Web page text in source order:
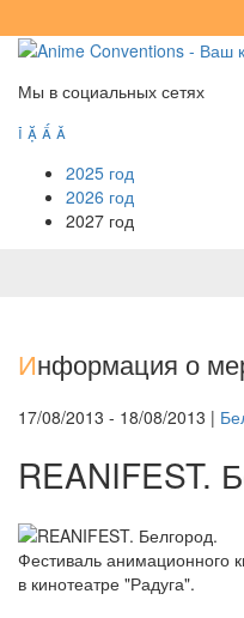
Мы в социальных сетях
   
2025 год
2026 год
2027 год
Информация о
17/08/2013 - 18/08/2013 |
REANIFEST.
Фестиваль анимационного
в кинотеатре "Радуга".